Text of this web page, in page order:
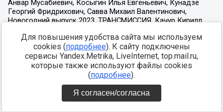
Для повышения удобства сайта мы используем
cookies (подробнее). К сайту подключены
сервисы Yandex.Metrika, LiveInternet, top.mail.ru,
которые также используют файлы cookies
(подробнее).
Я согласен/согласна